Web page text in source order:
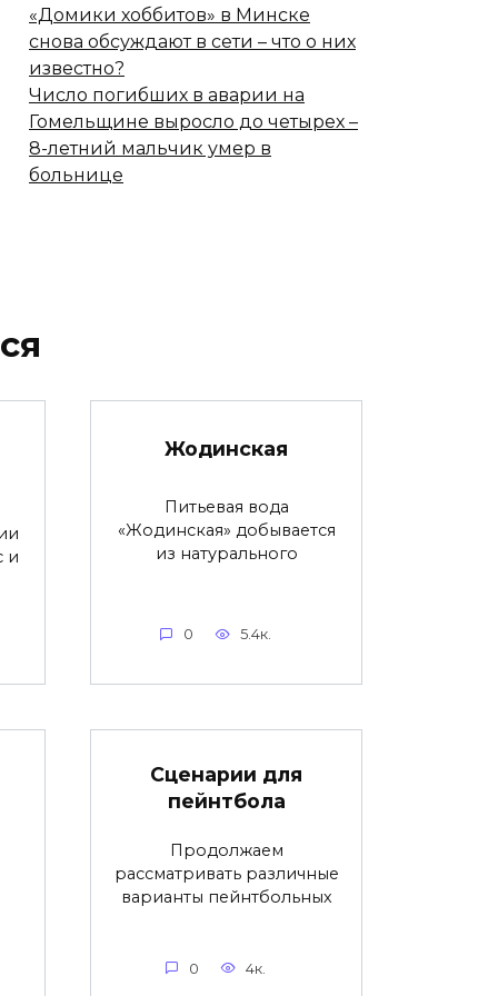
«Домики хоббитов» в Минске
снова обсуждают в сети – что о них
известно?
Число погибших в аварии на
Гомельщине выросло до четырех –
8-летний мальчик умер в
больнице
и
Жодинская
Питьевая вода
«Жодинская» добывается
из натурального
0 5.4к.
Сценарии для
пейнтбола
Продолжаем
рассматривать различные
варианты пейнтбольных
0 4к.